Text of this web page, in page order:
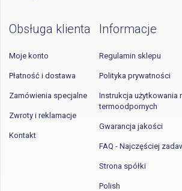
Obsługa klienta
Moje konto
Płatność i dostawa
Zamówienia specjalne
Zwroty i reklamacje
Kontakt
Informacje
Regulamin sklepu
Polityka prywatności
Instrukcja użytkowania
termoodpornych
Gwarancja jakości
FAQ - Najczęściej
Strona spółki
Polish